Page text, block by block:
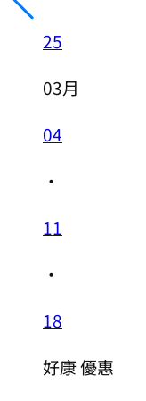
25
03月
04
・
11
・
18
好康優惠